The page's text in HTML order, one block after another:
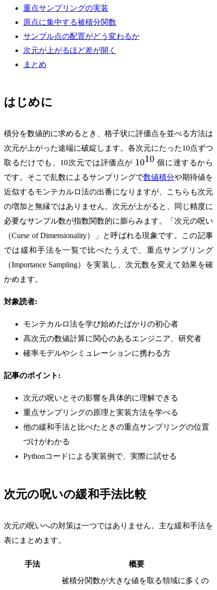
重点サンプリングの実装
原点に集中する被積分関数
サンプル点の配置がどう変わるか
次元が上がるほど差が開く
まとめ
はじめに
積分を数値的に求めるとき、格子状に評価点を並べる方法は
次元が上がった途端に破綻します。各次元にたった10点ずつ
取るだけでも、10次元では評価点が 10^{10}
1010 個に達するから
です。そこで乱数によるサンプリングで数値積分や期待値を
近似するモンテカルロ法の出番になりますが、こちらも次元
の増加と無縁ではありません。次元が上がると、同じ精度に
必要なサンプル数が指数関数的に膨らみます。「次元の呪い
（Curse of Dimensionality）」と呼ばれる現象です。この記事
では緩和手法を一覧で比べたうえで、重点サンプリング
（Importance Sampling）を実装し、次元数を変えて効果を確
かめます。
対象読者:
モンテカルロ法を学び始めたばかりの初心者
高次元の数値計算に関心のあるエンジニア、研究者
確率モデルやシミュレーションに携わる方
記事のポイント:
次元の呪いとその影響を具体的に理解できる
重点サンプリングの原理と実装方法を学べる
他の緩和手法と比べたときの重点サンプリングの位置
づけがわかる
Pythonコードによる実装例で、実際に試せる
次元の呪いの緩和手法比較
次元の呪いへの対策は一つではありません。主な緩和手法を
表にまとめます。
手法 概要
被積分関数が大きな値を取る領域に多くの